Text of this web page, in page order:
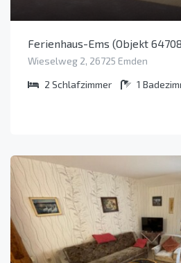
Ferienhaus-Ems (Objekt
Wieselweg 2, 26725 Emden
2 Schlafzimmer 1